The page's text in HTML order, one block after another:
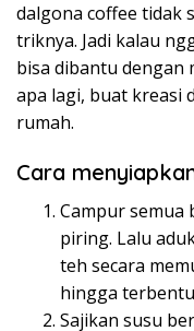
dalgona coffee tidak
triknya. Jadi kalau
bisa dibantu dengan
apa lagi, buat kreasi
rumah.
Cara
Campur semua
piring. Lalu
teh secara
hingga
Sajikan susu